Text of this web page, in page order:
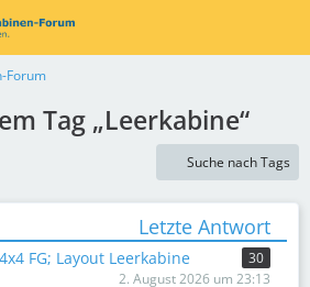
Forum
Tag „Leerkabine“
Suche nach Tags
Letzte Antwort
FG; Layout Leerkabine
30
2. August 2026 um 23:13